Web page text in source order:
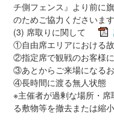
チ側フェンス』より前に
のためご協力くださいま
(3) 席取りに関して
①自由席エリアにおける
②指定席で観戦のお客様
③あとからご来場になる
④長時間に渡る無人状態
※主催者が過剰な場所・
る敷物等を撤去または縮小